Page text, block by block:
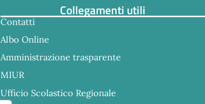
Collegamenti utili
Contatti
Albo Online
Amministrazione trasparente
MIUR
Ufficio Scolastico Regionale